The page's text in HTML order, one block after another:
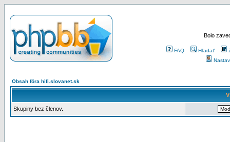
Bolo
FAQ Hľadať
Obsah fóra hifi.slovanet.sk
Skupiny bez členov.